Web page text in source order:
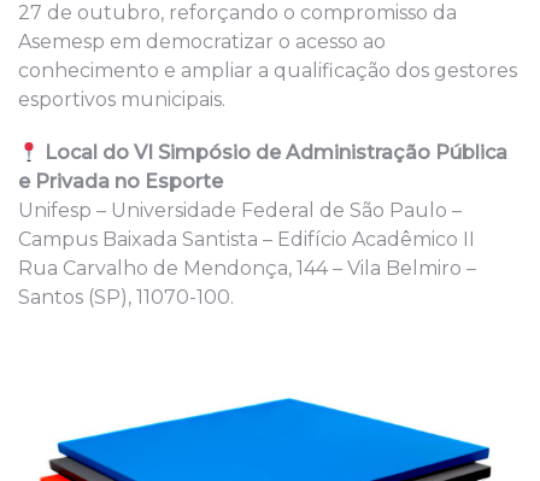
27 de outubro, reforçando o compromisso da
Asemesp em democratizar o acesso ao
conhecimento e ampliar a qualificação dos gestores
esportivos municipais.
Local do VI Simpósio de Administração Pública
e Privada no Esporte
Unifesp – Universidade Federal de São Paulo –
Campus Baixada Santista – Edifício Acadêmico II
Rua Carvalho de Mendonça, 144 – Vila Belmiro –
Santos (SP), 11070-100.